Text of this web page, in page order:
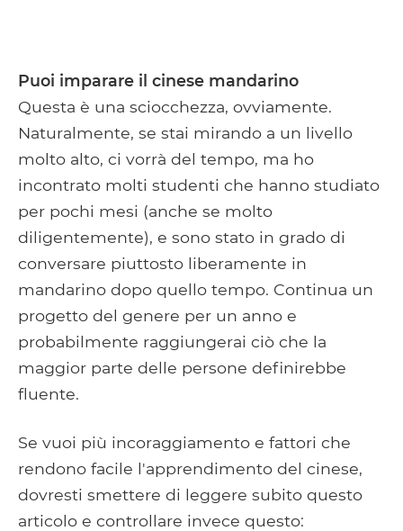
Puoi imparare il cinese mandarino
Questa è una sciocchezza, ovviamente.
Naturalmente, se stai mirando a un livello
molto alto, ci vorrà del tempo, ma ho
incontrato molti studenti che hanno studiato
per pochi mesi (anche se molto
diligentemente), e sono stato in grado di
conversare piuttosto liberamente in
mandarino dopo quello tempo. Continua un
progetto del genere per un anno e
probabilmente raggiungerai ciò che la
maggior parte delle persone definirebbe
fluente.
Se vuoi più incoraggiamento e fattori che
rendono facile l'apprendimento del cinese,
dovresti smettere di leggere subito questo
articolo e controllare invece questo: